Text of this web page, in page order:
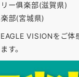
ー俱楽部(滋賀県)
部(宮城県)
VISIONをご体
す。